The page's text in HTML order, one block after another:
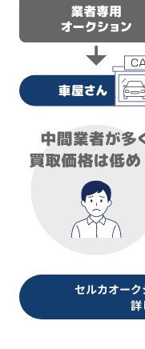
セルカオー
詳